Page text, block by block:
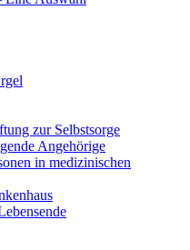
zur Selbstsorge
Angehörige
in medizinischen